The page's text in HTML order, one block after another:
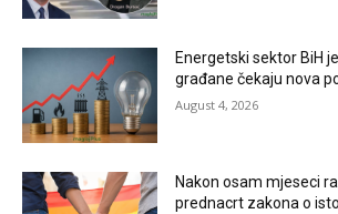
Energetski sektor BiH
građane čekaju nova
August 4, 2026
Nakon osam mjeseci
prednacrt zakona o